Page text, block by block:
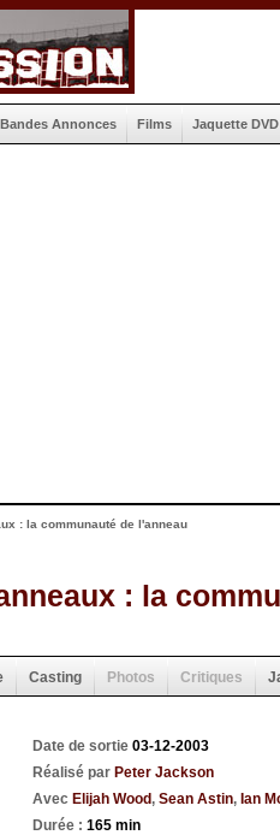
Bandes Annonces Films Jaquette DVD
: la communauté de l'anneau
: la
Casting Photos Critiques
Date de sortie 03-12-2003
Réalisé par Peter Jackson
Avec Elijah Wood, Sean Astin, Ian
Durée : 165 min